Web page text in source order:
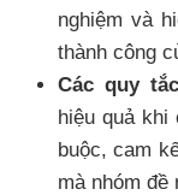
nghiệm và
thành công
Các quy
hiệu quả khi
buộc, cam
mà nhóm đề